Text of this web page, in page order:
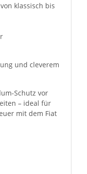
klassisch bis
und cleverem
Schutz vor
– ideal für
mit dem Fiat